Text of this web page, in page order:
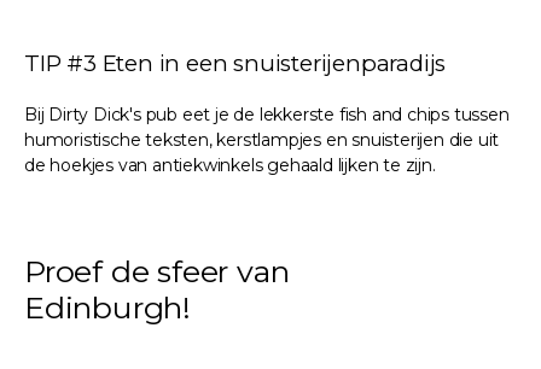
TIP #3 Eten in een snuisterijenparadijs
Bij Dirty Dick's pub eet je de lekkerste fish and chips tussen
humoristische teksten, kerstlampjes en snuisterijen die uit
de hoekjes van antiekwinkels gehaald lijken te zijn.
Proef de sfeer van
Edinburgh!